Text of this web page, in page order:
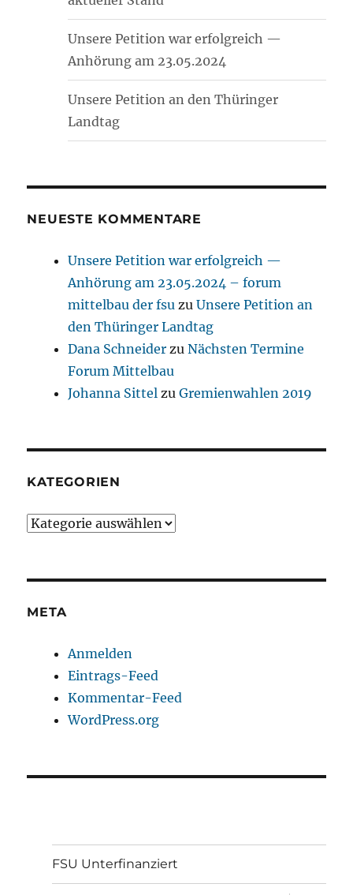
Unsere Petition war erfolgreich —
Anhörung am 23.05.2024
Unsere Petition an den Thüringer
Landtag
NEUESTE KOMMENTARE
Unsere Petition war erfolgreich —
Anhörung am 23.05.2024 – forum
mittelbau der fsu zuUnsere Petition an
den Thüringer Landtag
Dana Schneider zuNächsten Termine
Forum Mittelbau
Johanna Sittel zuGremienwahlen 2019
KATEGORIEN
Kategorien
META
Anmelden
Eintrags-Feed
Kommentar-Feed
WordPress.org
FSU Unterfinanziert